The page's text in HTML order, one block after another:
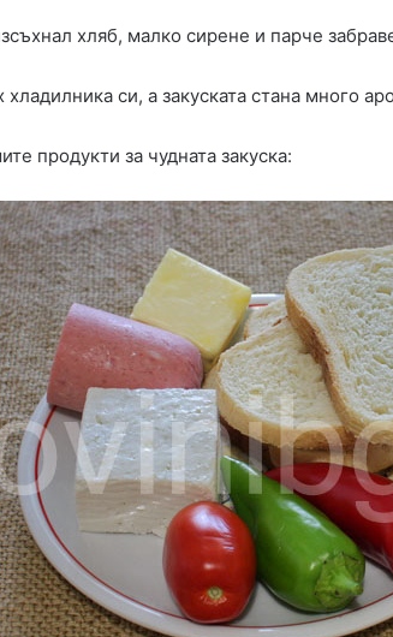
хляб, малко сирене и парче
хладилника си, а закуската стана много
продукти за чудната закуска: